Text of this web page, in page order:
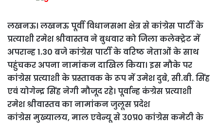
लखनऊ। लखनऊ पूर्वी विधानसभा क्षेत्र से कांग्रेस पार्टी के
प्रत्याशी रमेश श्रीवास्तव ने बुधवार को जिला कलेक्ट्रेट में
अपरान्ह 1.30 बजे कांग्रेस पार्टी के वरिष्ठ नेताओं के साथ
पहुंचकर अपना नामांकन दाखिल किया। इस मौके पर
कांग्रेस प्रत्याशी के प्रस्तावक के रूप में उमेश दुबे, सी.बी. सिंह
एवं योगेन्द्र सिंह नेगी मौजूद रहे। पूर्वान्ह कंग्रेस प्रत्याशी
रमेश श्रीवास्तव का नामांकन जुलूस प्रदेश
कांग्रेस मुख्यालय, माल एवेन्यू से उ0प्र0 कांग्रेस कमेटी के